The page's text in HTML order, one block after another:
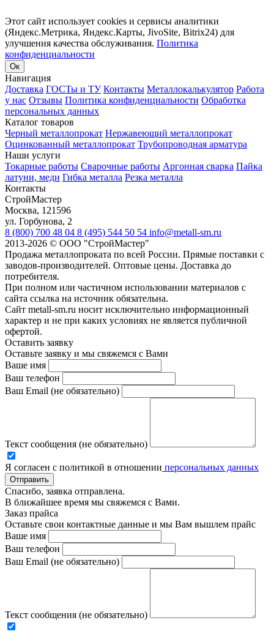
Этот сайт использует cookies и сервисы аналитики
(Яндекс.Метрика, Яндекс.Карты, JivoSite, Bitrix24) для
улучшения качества обслуживания. Политика
конфиденциальности
Ок
Навигация
Доставка ГОСТы и ТУ Контакты Металлокалькулятор Работа
у нас Отзывы Политика конфиденциальности Обработка
персональных данных
Каталог товаров
Черный металлопрокат Нержавеющий металлопрокат
Оцинкованный металлопрокат Трубопроводная арматура
Наши услуги
Токарные работы Сварочные работы Аргонная сварка Пайка
латуни, меди Гибка металла Резка металла
Контакты
СтройМастер
Москва, 121596
ул. Горбунова, 2
8 (800) 700 48 04 8 (495) 544 50 54 info@metall-sm.ru
2013-2026 © ООО "СтройМастер"
Продажа металлопроката по всей России. Прямые поставки с
заводов-производителей. Оптовые цены. Доставка до
потребителя.
При полном или частичном использовании материалов с
сайта ссылка на источник обязательна.
Сайт metall-sm.ru носит исключительно информационный
характер и не при каких условиях не является публичной
офертой.
Оставить заявку
Оставьте заявку и мы свяжемся с Вами
Ваше имя
Ваш телефон
Ваш Email (не обязательно)
Текст сообщения (не обязательно)
Я согласен с политикой в отношении персональных данных
Отправить
Спасибо, заявка отправлена.
В ближайшее время мы свяжемся с Вами.
Заказ прайса
Оставьте свои контактные данные и мы Вам вышлем прайс
Ваше имя
Ваш телефон
Ваш Email (не обязательно)
Текст сообщения (не обязательно)